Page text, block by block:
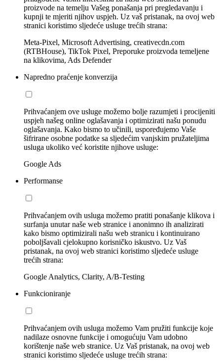
proizvode na temelju Vašeg ponašanja pri pregledavanju i
kupnji te mjeriti njihov uspjeh. Uz vaš pristanak, na ovoj web
stranici koristimo sljedeće usluge trećih strana:
Meta-Pixel, Microsoft Advertising, creativecdn.com
(RTBHouse), TikTok Pixel, Preporuke proizvoda temeljene
na klikovima, Ads Defender
Napredno praćenje konverzija
Prihvaćanjem ove usluge možemo bolje razumjeti i procijeniti
uspjeh našeg online oglašavanja i optimizirati našu ponudu
oglašavanja. Kako bismo to učinili, uspoređujemo Vaše
šifrirane osobne podatke sa sljedećim vanjskim pružateljima
usluga ukoliko već koristite njihove usluge:
Google Ads
Performanse
Prihvaćanjem ovih usluga možemo pratiti ponašanje klikova i
surfanja unutar naše web stranice i anonimno ih analizirati
kako bismo optimizirali našu web stranicu i kontinuirano
poboljšavali cjelokupno korisničko iskustvo. Uz Vaš
pristanak, na ovoj web stranici koristimo sljedeće usluge
trećih strana:
Google Analytics, Clarity, A/B-Testing
Funkcioniranje
Prihvaćanjem ovih usluga možemo Vam pružiti funkcije koje
nadilaze osnovne funkcije i omogućuju Vam udobno
korištenje naše web stranice. Uz Vaš pristanak, na ovoj web
stranici koristimo sljedeće usluge trećih strana: